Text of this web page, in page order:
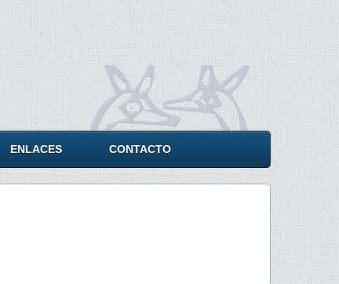
ENLACES CONTACTO